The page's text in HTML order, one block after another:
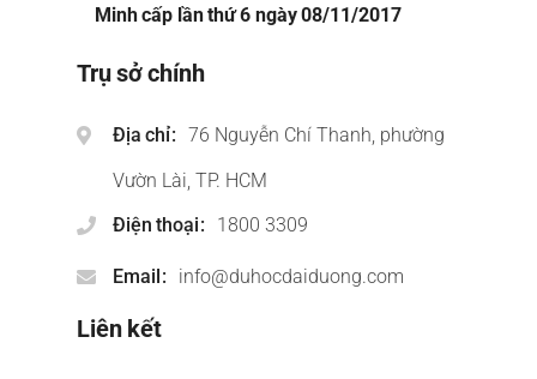
Minh cấp lần thứ 6 ngày 08/11/2017
Trụ sở chính
Địa chỉ
76 Nguyễn Chí Thanh, phường
Vườn Lài, TP. HCM
Điện thoại
1800 3309
Email info@duhocdaiduong.com
Liên kết